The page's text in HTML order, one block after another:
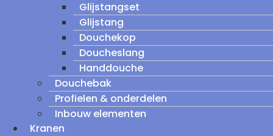
Glijstangset
Glijstang
Douchekop
Doucheslang
Handdouche
Douchebak
Profielen & onderdelen
Inbouw elementen
Kranen